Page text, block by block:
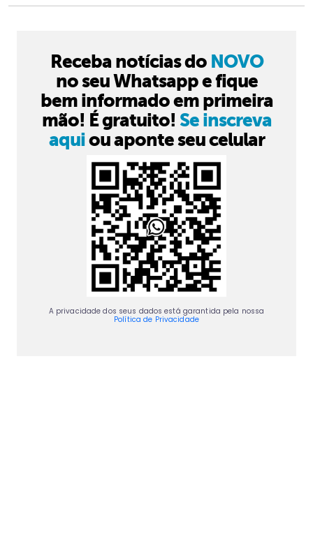
Receba notícias do NOVO
no seu Whatsapp e fique
bem informado em primeira
mão! É gratuito! Se inscreva
aquiou aponte seu celular
A privacidade dos seus dados está garantida pela nossa
Política de Privacidade